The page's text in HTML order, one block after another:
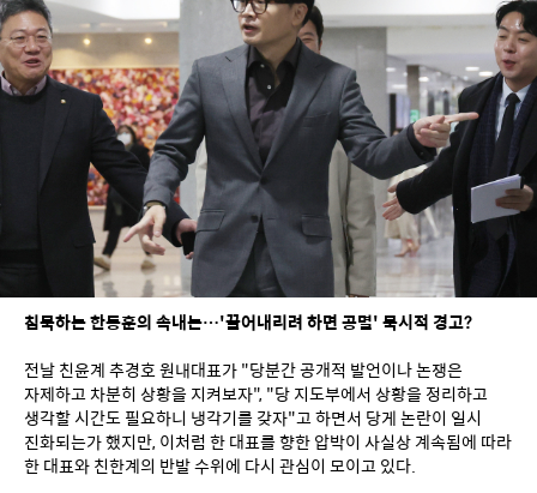
침묵하는 한동훈의 속내는…'끌어내리려 하면 공멸' 묵시적 경고?
전날 친윤계 추경호 원내대표가 "당분간 공개적 발언이나 논쟁은
자제하고 차분히 상황을 지켜보자", "당 지도부에서 상황을 정리하고
생각할 시간도 필요하니 냉각기를 갖자"고 하면서 당게 논란이 일시
진화되는가 했지만, 이처럼 한 대표를 향한 압박이 사실상 계속됨에 따라
한 대표와 친한계의 반발 수위에 다시 관심이 모이고 있다.